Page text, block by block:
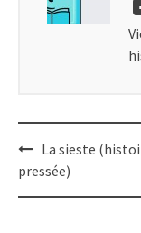
Post
navigation
La sieste
pressée)